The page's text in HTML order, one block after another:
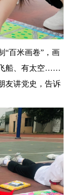
“百米画卷”，画
船、有太空……
友讲党史，告诉